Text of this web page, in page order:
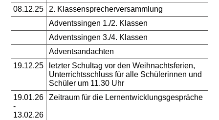
08.12.25
2. Klassensprecherversammlung
Adventssingen 1./2. Klassen
Adventssingen 3./4. Klassen
Adventsandachten
19.12.25
letzter Schultag vor den Weihnachtsferien,
Unterrichtsschluss für alle Schülerinnen und
Schüler um 11.30 Uhr
19.01.26
-
13.02.26
Zeitraum für die Lernentwicklungsgespräche